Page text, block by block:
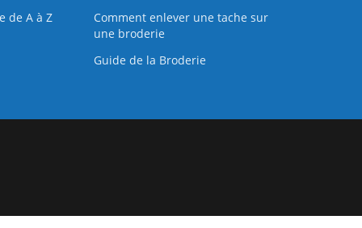
de A à Z
Comment enlever une tache sur
une broderie
Guide de la Broderie